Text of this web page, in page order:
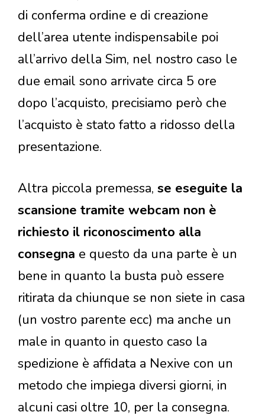
di conferma ordine e di creazione
dell’area utente indispensabile poi
all’arrivo della Sim, nel nostro caso le
due email sono arrivate circa 5 ore
dopo l’acquisto, precisiamo però che
l’acquisto è stato fatto a ridosso della
presentazione.
Altra piccola premessa, se eseguite la
scansione tramite webcam non è
richiesto il riconoscimento alla
consegna e questo da una parte è un
bene in quanto la busta può essere
ritirata da chiunque se non siete in casa
(un vostro parente ecc) ma anche un
male in quanto in questo caso la
spedizione è affidata a Nexive con un
metodo che impiega diversi giorni, in
alcuni casi oltre 10, per la consegna.